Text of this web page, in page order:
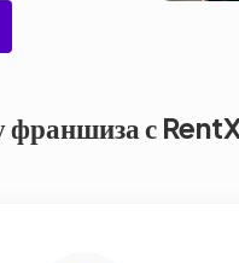
франшиза с